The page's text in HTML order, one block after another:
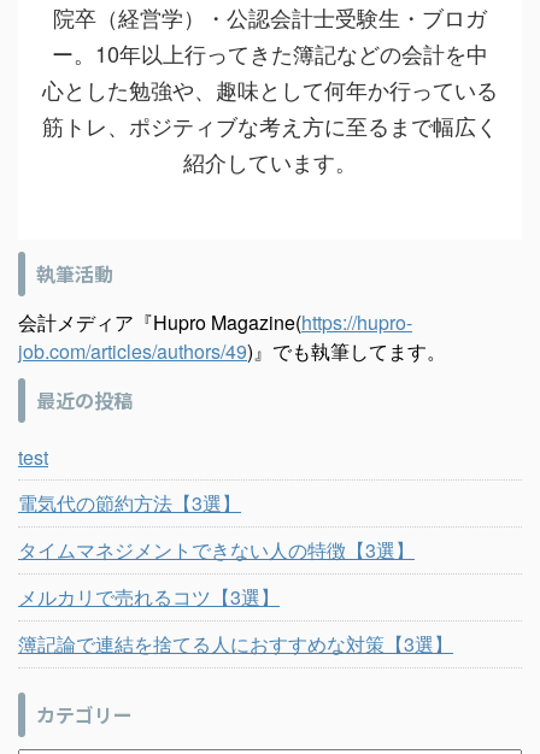
院卒（経営学）・公認会計士受験生・ブロガ
ー。10年以上行ってきた簿記などの会計を中
心とした勉強や、趣味として何年か行っている
筋トレ、ポジティブな考え方に至るまで幅広く
紹介しています。
執筆活動
会計メディア『Hupro Magazine(https://hupro-
job.com/articles/authors/49)』でも執筆してます。
最近の投稿
test
電気代の節約方法【3選】
タイムマネジメントできない人の特徴【3選】
メルカリで売れるコツ【3選】
簿記論で連結を捨てる人におすすめな対策【3選】
カテゴリー